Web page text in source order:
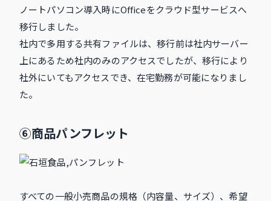
ノートパソコン導入時にOfficeをクラウド型サービスへ
移行しました。
社内で多用する共有ファイルは、移行前は社内サーバー
上にあるため社内のみのアクセスでしたが、移行により
社外にいてもアクセスでき、在宅勤務が可能になりまし
た。
⑥商品パンフレット
すべての一般小売商品の規格（内容量、サイズ）、希望